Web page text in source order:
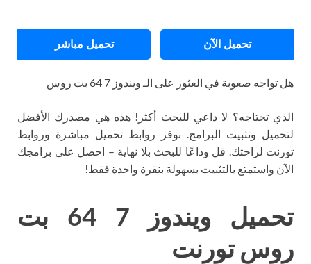
تحميل الآن تحميل مباشر
هل تواجه صعوبة في العثور على الـ ويندوز 7 64 بت روس
الذي تحتاجه؟ لا داعي للبحث أكثر! هذه هي مصدرك الأفضل
لتحميل وتثبيت البرامج. نوفر روابط تحميل مباشرة وروابط
تورنت لراحتك. قل وداعًا للبحث بلا نهاية – احصل على برامجك
الآن واستمتع بالتثبيت بسهولة بنقرة واحدة فقط!
تحميل ويندوز 7 64 بت
روس تورنت